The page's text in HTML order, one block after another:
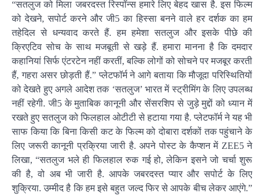
“सतलुज को मिला जबरदस्त रिस्पॉन्स हमारे लिए बेहद खास है. इस फिल्म
को देखने, सपोर्ट करने और जी5 का हिस्सा बनने वाले हर दर्शक का हम
तहेदिल से धन्यवाद करते हैं. हम हमेशा सतलुज और इसके पीछे की
क्रिएटिव सोच के साथ मजबूती से खड़े हैं. हमारा मानना है कि दमदार
कहानियां सिर्फ एंटरटेन नहीं करतीं, बल्कि लोगों को सोचने पर मजबूर करती
हैं, गहरा असर छोड़ती हैं.” प्लेटफॉर्म ने आगे बताया कि मौजूदा परिस्थितियों
को देखते हुए अगले आदेश तक ‘सतलुज’ भारत में स्ट्रीमिंग के लिए उपलब्ध
नहीं रहेगी. जी5 के मुताबिक कानूनी और सेंसरशिप से जुड़े मुद्दों को ध्यान में
रखते हुए सतलुज को फिलहाल ओटीटी से हटाया गया है. प्लेटफॉर्म ने यह भी
साफ किया कि बिना किसी कट के फिल्म को दोबारा दर्शकों तक पहुंचाने के
लिए जरूरी कानूनी प्रक्रिया जारी है. अपने पोस्ट के कैप्शन में ZEE5 ने
लिखा, “सतलुज भले ही फिलहाल रुक गई हो, लेकिन इसने जो चर्चा शुरू
की है, वो अब भी जारी है. आपके जबरदस्त प्यार और सपोर्ट के लिए
शुक्रिया. उम्मीद है कि हम इसे बहुत जल्द फिर से आपके बीच लेकर आएंगे.”